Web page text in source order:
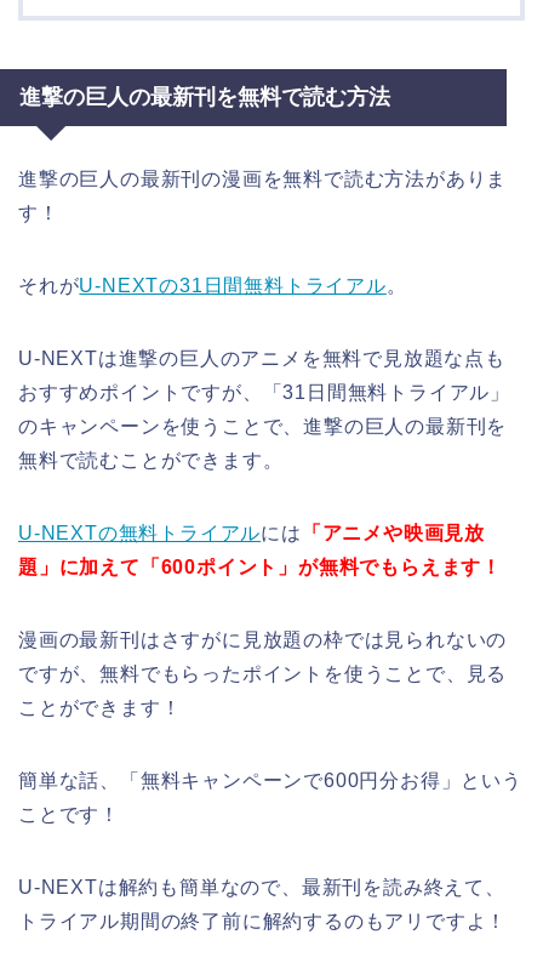
進撃の巨人の最新刊を無料で読む方法
進撃の巨人の最新刊の漫画を無料で読む方法がありま
す！
それがU-NEXTの31日間無料トライアル。
U-NEXTは進撃の巨人のアニメを無料で見放題な点も
おすすめポイントですが、「31日間無料トライアル」
のキャンペーンを使うことで、進撃の巨人の最新刊を
無料で読むことができます。
U-NEXTの無料トライアルには
「アニメや映画見放
題」に加えて「600ポイント」が無料でもらえます！
漫画の最新刊はさすがに見放題の枠では見られないの
ですが、無料でもらったポイントを使うことで、見る
ことができます！
簡単な話、「無料キャンペーンで600円分お得」という
ことです！
U-NEXTは解約も簡単なので、最新刊を読み終えて、
トライアル期間の終了前に解約するのもアリですよ！